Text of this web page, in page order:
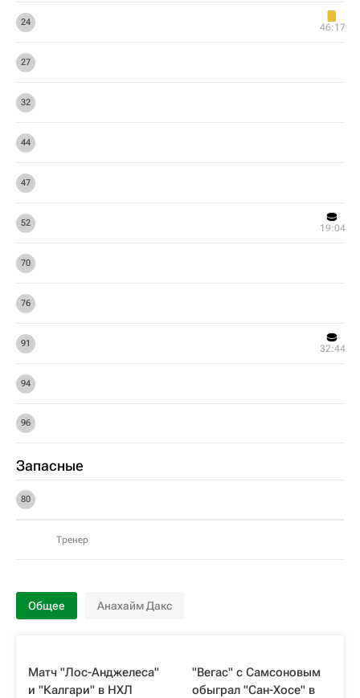
24 46:17
27
32
44
47
52 19:04
70
76
91 32:44
94
96
Запасные
80
Тренер
Общее Анахайм Дакс
Матч "Лос-Анджелеса"
и "Калгари" в НХЛ
"Вегас" c Самсоновым
обыграл "Сан-Хосе" в